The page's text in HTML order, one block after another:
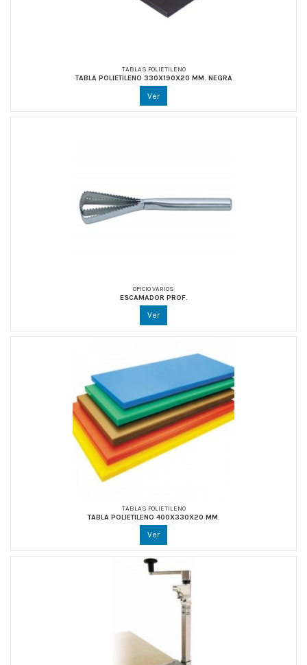
TABLAS POLIETILENO
TABLA POLIETILENO 330X190X20 MM. NEGRA
Ver
OFICIO VARIOS
ESCAMADOR PROF.
Ver
TABLAS POLIETILENO
TABLA POLIETILENO 400X330X20 MM.
Ver